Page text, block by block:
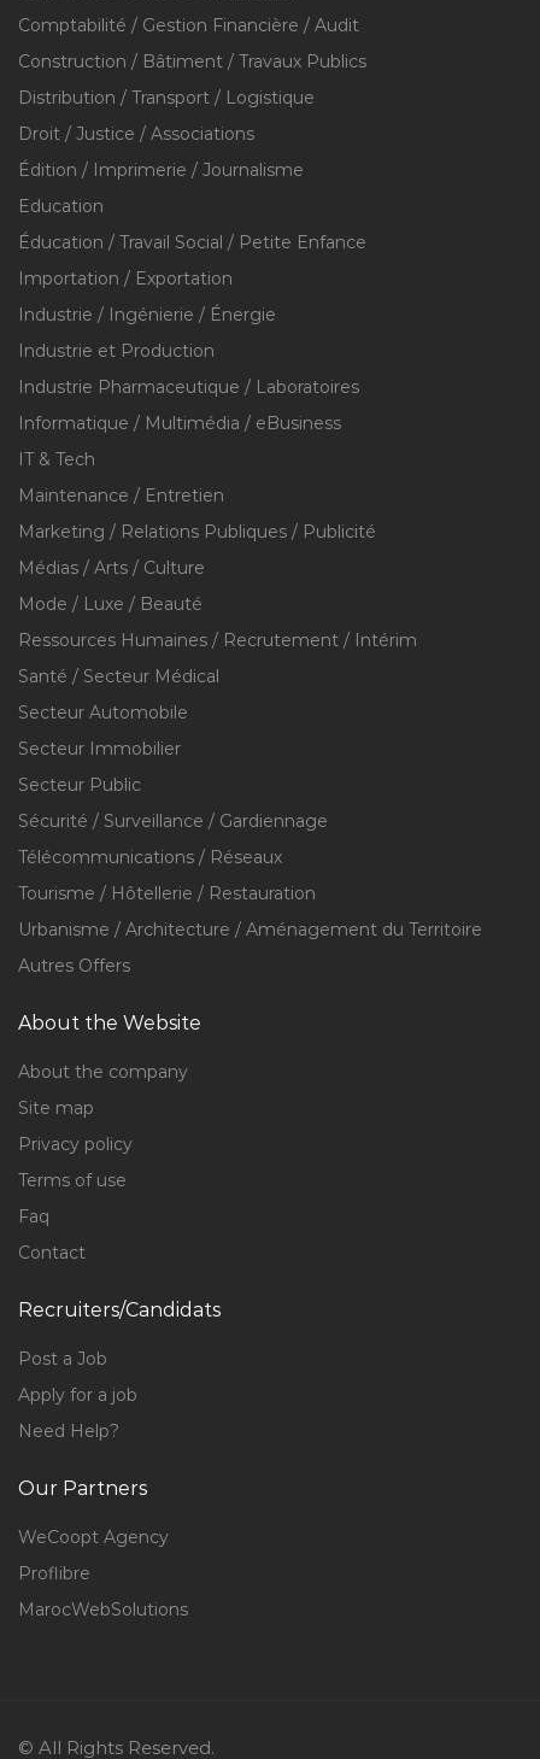
Comptabilité / Gestion Financière / Audit
Construction / Bâtiment / Travaux Publics
Distribution / Transport / Logistique
Droit / Justice / Associations
Édition / Imprimerie / Journalisme
Education
Éducation / Travail Social / Petite Enfance
Importation / Exportation
Industrie / Ingénierie / Énergie
Industrie et Production
Industrie Pharmaceutique / Laboratoires
Informatique / Multimédia / eBusiness
IT & Tech
Maintenance / Entretien
Marketing / Relations Publiques / Publicité
Médias / Arts / Culture
Mode / Luxe / Beauté
Ressources Humaines / Recrutement / Intérim
Santé / Secteur Médical
Secteur Automobile
Secteur Immobilier
Secteur Public
Sécurité / Surveillance / Gardiennage
Télécommunications / Réseaux
Tourisme / Hôtellerie / Restauration
Urbanisme / Architecture / Aménagement du Territoire
Autres Offers
About the Website
About the company
Site map
Privacy policy
Terms of use
Faq
Contact
Recruiters/Candidats
Post a Job
Apply for a job
Need Help?
Our Partners
WeCoopt Agency
Proflibre
MarocWebSolutions
© All Rights Reserved.